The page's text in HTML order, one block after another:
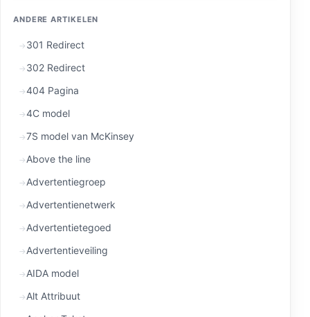
ANDERE ARTIKELEN
301 Redirect
302 Redirect
404 Pagina
4C model
7S model van McKinsey
Above the line
Advertentiegroep
Advertentienetwerk
Advertentietegoed
Advertentieveiling
AIDA model
Alt Attribuut